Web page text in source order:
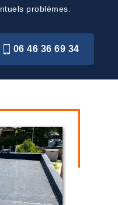
problèmes.
06 46 36 69 34